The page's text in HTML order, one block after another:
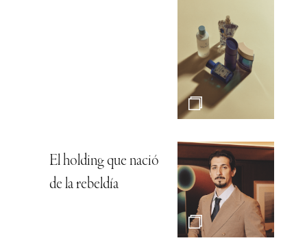
El holding que nació
de la rebeldía